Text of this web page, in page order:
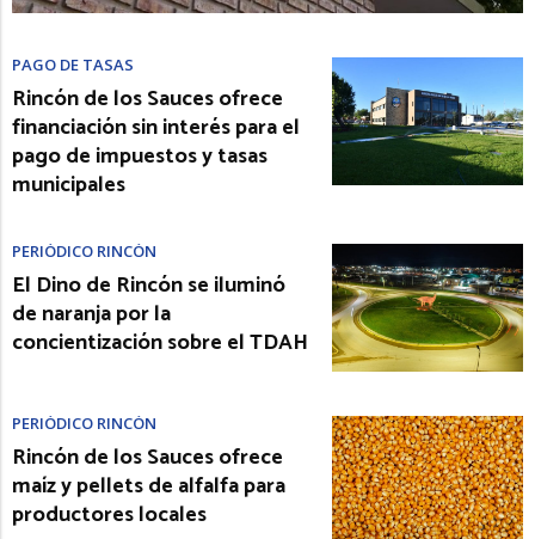
PAGO DE TASAS
Rincón de los Sauces ofrece
financiación sin interés para el
pago de impuestos y tasas
municipales
PERIÓDICO RINCÓN
El Dino de Rincón se iluminó
de naranja por la
concientización sobre el TDAH
PERIÓDICO RINCÓN
Rincón de los Sauces ofrece
maíz y pellets de alfalfa para
productores locales